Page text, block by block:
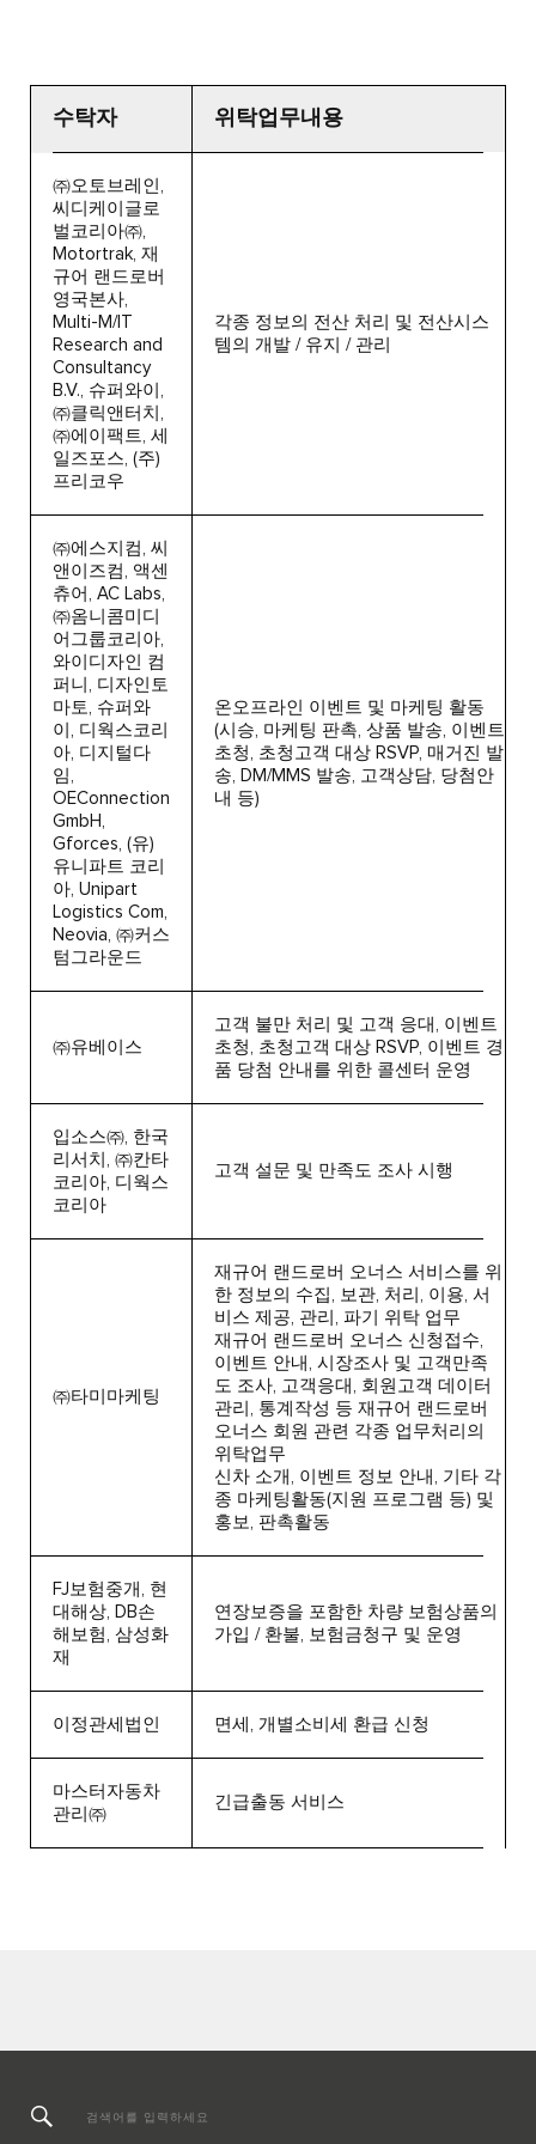
수탁자 위탁업무내용
㈜오토브레인,
씨디케이글로
벌코리아㈜,
Motortrak, 재
규어 랜드로버
영국본사,
Multi-M/IT
Research and
Consultancy
B.V., 슈퍼와이,
㈜클릭앤터치,
㈜에이팩트, 세
일즈포스, (주)
프리코우
각종 정보의 전산 처리 및 전산시스
템의 개발 / 유지 / 관리
㈜에스지컴, 씨
앤이즈컴, 액센
츄어, AC Labs,
㈜옴니콤미디
어그룹코리아,
와이디자인 컴
퍼니, 디자인토
마토, 슈퍼와
이, 디웍스코리
아, 디지털다
임,
OEConnection
GmbH,
Gforces, (유)
유니파트 코리
아, Unipart
Logistics Com,
Neovia, ㈜커스
텀그라운드
온오프라인 이벤트 및 마케팅 활동
(시승, 마케팅 판촉, 상품 발송, 이벤트
초청, 초청고객 대상 RSVP, 매거진 발
송, DM/MMS 발송, 고객상담, 당첨안
내 등)
㈜유베이스
고객 불만 처리 및 고객 응대, 이벤트
초청, 초청고객 대상 RSVP, 이벤트 경
품 당첨 안내를 위한 콜센터 운영
입소스㈜, 한국
리서치, ㈜칸타
코리아, 디웍스
코리아
고객 설문 및 만족도 조사 시행
㈜타미마케팅
재규어 랜드로버 오너스 서비스를 위
한 정보의 수집, 보관, 처리, 이용, 서
비스 제공, 관리, 파기 위탁 업무
재규어 랜드로버 오너스 신청접수,
이벤트 안내, 시장조사 및 고객만족
도 조사, 고객응대, 회원고객 데이터
관리, 통계작성 등 재규어 랜드로버
오너스 회원 관련 각종 업무처리의
위탁업무
신차 소개, 이벤트 정보 안내, 기타 각
종 마케팅활동(지원 프로그램 등) 및
홍보, 판촉활동
FJ보험중개, 현
대해상, DB손
해보험, 삼성화
재
연장보증을 포함한 차량 보험상품의
가입 / 환불, 보험금청구 및 운영
이정관세법인 면세, 개별소비세 환급 신청
마스터자동차
관리㈜
긴급출동 서비스
검색어를 입력하세요